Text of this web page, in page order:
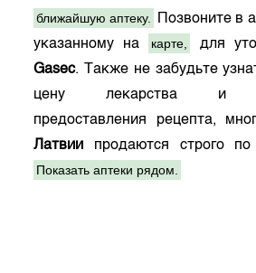
ближайшую аптеку.
Позвоните в
указанному на
карте,
для
Gasec. Также не забудьте
цену лекарства и
предоставления рецепта,
Латвии продаются строго по
Показать аптеки рядом.